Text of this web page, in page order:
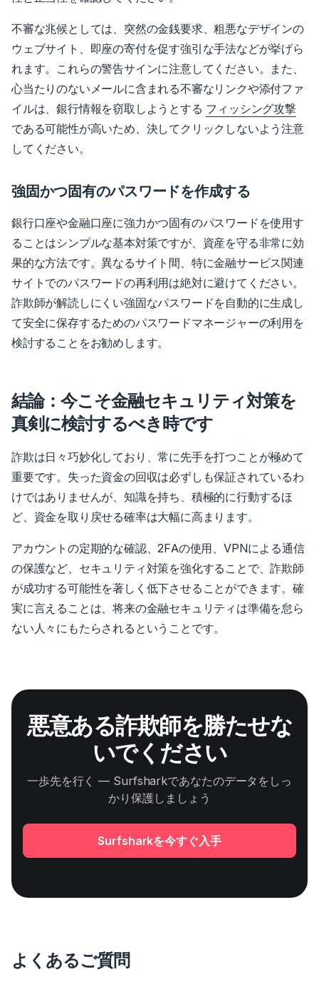
不審な兆候としては、突然の金銭要求、粗悪なデザインの
ウェブサイト、即座の寄付を促す強引な手法などが挙げら
れます。これらの警告サインに注意してください。
また、
心当たりのないメールに含まれる不審なリンクや添付ファ
イルは、銀行情報を窃取しようとする フィッシング攻撃
である可能性が高いため、決してクリックしないよう注意
してください。
強固かつ固有のパスワードを作成する
銀行口座や金融口座に強力かつ固有のパスワードを使用す
ることはシンプルな基本対策ですが、資産を守る非常に効
果的な方法です。異なるサイト間、特に金融サービス関連
サイトでのパスワードの再利用は絶対に避けてください。
詐欺師が解読しにくい強固なパスワードを自動的に生成し
て安全に保存するためのパスワードマネージャーの利用を
検討することをお勧めします。
結論：今こそ金融セキュリティ対策を
真剣に検討するべき時です
詐欺は日々巧妙化しており、常に先手を打つことが極めて
重要です。失った資金の回収は必ずしも保証されているわ
けではありませんが、知識を持ち、積極的に行動するほ
ど、資金を取り戻せる確率は大幅に高まります。
アカウントの定期的な確認、2FAの使用、VPNによる通信
の保護など、セキュリティ対策を強化することで、詐欺師
が成功する可能性を著しく低下させることができます。確
実に言えることは、将来の金融セキュリティは準備を怠ら
ない人々にもたらされるということです。
悪意ある詐欺師を勝たせな
いでください
一歩先を行く — Surfsharkであなたのデータをしっ
かり保護しましょう
Surfsharkを今すぐ入手
よくあるご質問